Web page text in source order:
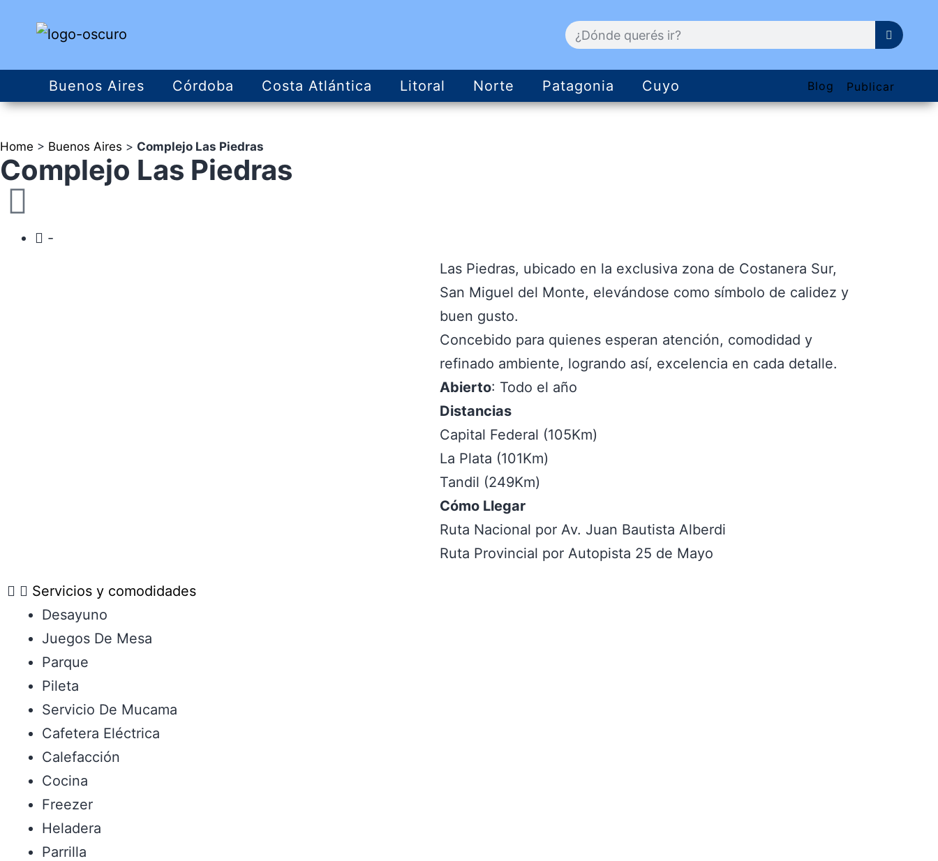
Buenos Aires Córdoba Costa Atlántica Litoral Norte Patagonia Cuyo Blog Publicar
Home > Buenos Aires > Complejo Las Piedras
Complejo Las Piedras
-
Las Piedras, ubicado en la exclusiva zona de Costanera Sur,
San Miguel del Monte, elevándose como símbolo de calidez y
buen gusto.
Concebido para quienes esperan atención, comodidad y
refinado ambiente, logrando así, excelencia en cada detalle.
Abierto: Todo el año
Distancias
Capital Federal (105Km)
La Plata (101Km)
Tandil (249Km)
Cómo Llegar
Ruta Nacional por Av. Juan Bautista Alberdi
Ruta Provincial por Autopista 25 de Mayo
Servicios y comodidades
Desayuno
Juegos De Mesa
Parque
Pileta
Servicio De Mucama
Cafetera Eléctrica
Calefacción
Cocina
Freezer
Heladera
Parrilla